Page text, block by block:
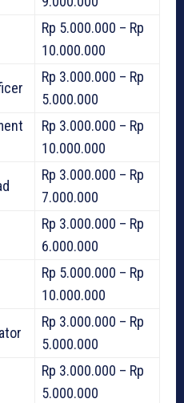
Rp 5.000.000 – Rp
10.000.000
Rp 3.000.000 – Rp
5.000.000
Rp 3.000.000 – Rp
10.000.000
Rp 3.000.000 – Rp
7.000.000
Rp 3.000.000 – Rp
6.000.000
Rp 5.000.000 – Rp
10.000.000
Rp 3.000.000 – Rp
5.000.000
Rp 3.000.000 – Rp
5.000.000